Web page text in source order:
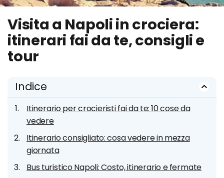
Visita a Napoli in crociera:
itinerari fai da te, consigli e
tour
Indice
Itinerario per crocieristi fai da te: 10 cose da
vedere
Itinerario consigliato: cosa vedere in mezza
giornata
Bus turistico Napoli: Costo, itinerario e fermate